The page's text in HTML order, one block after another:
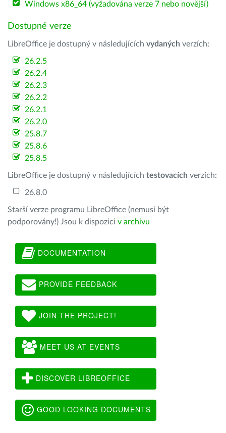
Windows x86_64 (vyžadována verze 7 nebo novější)
Dostupné verze
LibreOffice je dostupný v následujících vydaných verzích:
26.2.5
26.2.4
26.2.3
26.2.2
26.2.1
26.2.0
25.8.7
25.8.6
25.8.5
LibreOffice je dostupný v následujících testovacích verzích:
26.8.0
Starší verze programu LibreOffice (nemusí být
podporovány!) Jsou k dispozici v archivu
DOCUMENTATION
PROVIDE FEEDBACK
JOIN THE PROJECT!
MEET US AT EVENTS
DISCOVER LIBREOFFICE
GOOD LOOKING DOCUMENTS